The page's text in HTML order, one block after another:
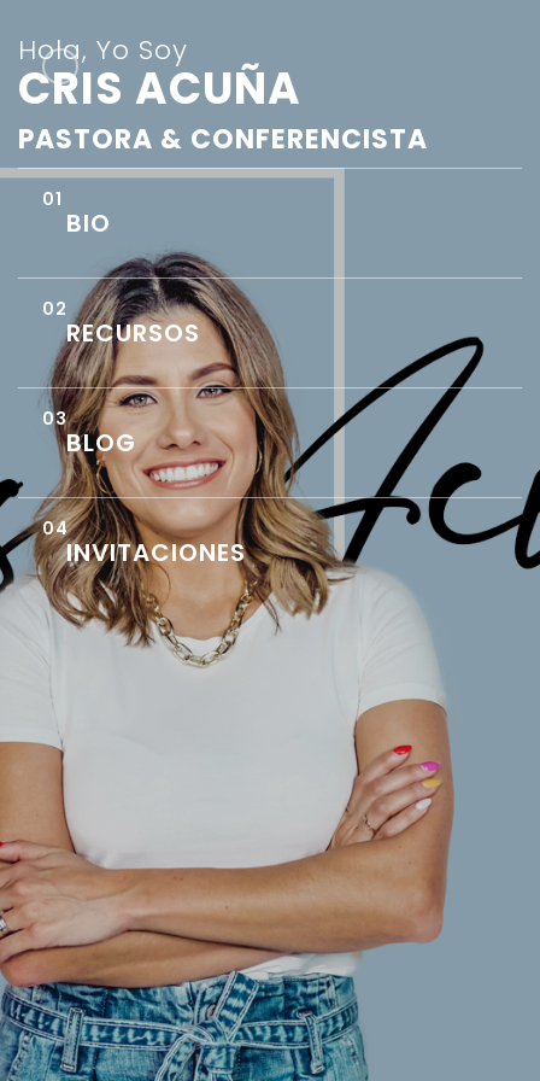
Hola, Yo Soy
CRIS ACUÑA
PASTORA & CONFERENCISTA
BIO
RECURSOS
BLOG
INVITACIONES